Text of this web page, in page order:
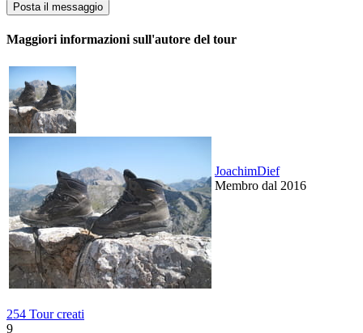
Maggiori informazioni sull'autore del tour
JoachimDief
Membro dal 2016
254 Tour creati
9